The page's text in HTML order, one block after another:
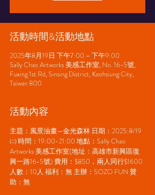
活動時間&活動地點
2025年8月19日 下午7:00 – 下午9:00
Sally Chao Artworks 美感工作室, No. 16-5號,
Fuxing 1st Rd, Sinsing District, Kaohsiung City,
Taiwan 800
活動內容
主題：風景油畫—金光森林 日期：2025:8/19
㈡ 時間：19:00-21:00 地點：Sally Chao
Artworks 美感工作室(地址：高雄市新興區復
興一路16-5號) 費用：$850，兩人同行$1600
人數：10人 福利：無 主辦：SOZO FUN 贊
助：無